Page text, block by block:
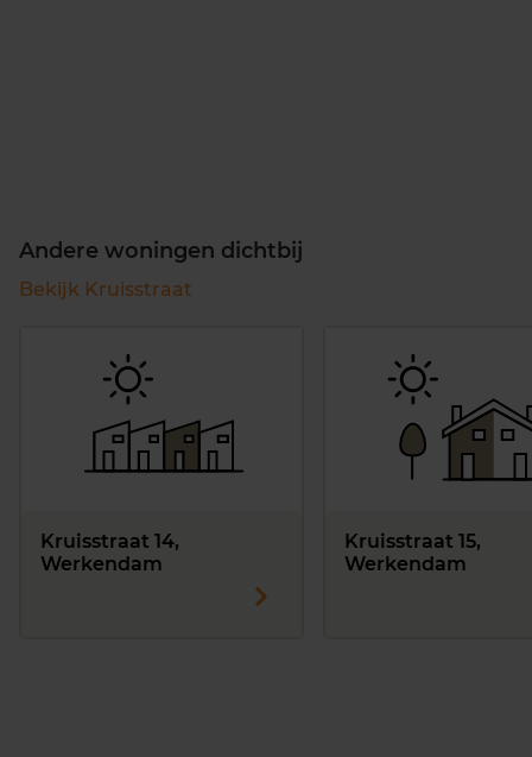
Andere woningen dichtbij
Bekijk Kruisstraat
Kruisstraat 14,
Werkendam
Kruisstraat 15,
Werkendam